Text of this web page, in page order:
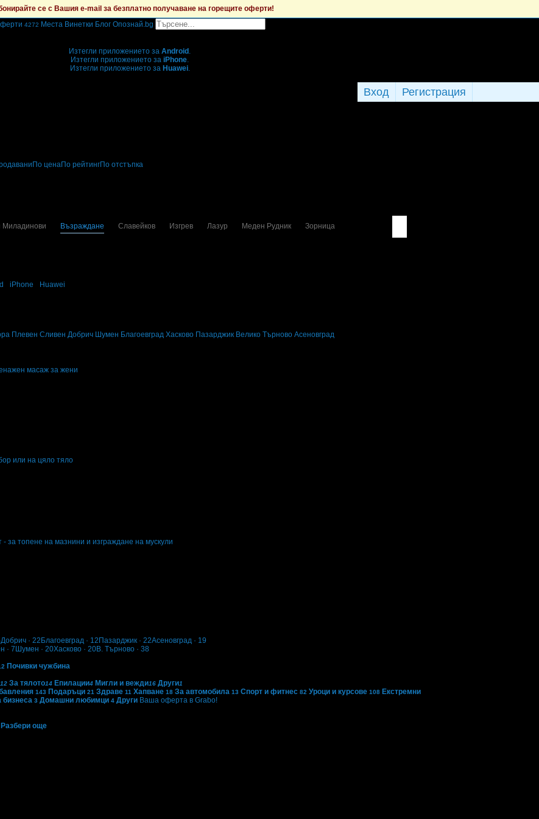
се с Вашия e-mail за безплатно получаване на горещите оферти!
4272 Места Винетки Блог Опознай.bg
Изтегли приложението за Android .
Изтегли приложението за iPhone.
Изтегли приложението за Huawei.
Регистрация
Вход
По ценаПо рейтингПо отстъпка
Миладинови Възраждане Славейков Изгрев Лазур Меден Рудник
Зорница
iPhone Huawei
Плевен Сливен Добрич Шумен Благоевград Хасково Пазарджик Велико Търново Асеновград
масаж за жени
или на цяло тяло
за топене на мазнини и изграждане на мускули
Добрич · 22 Благоевград · 12 Пазарджик · 22Асеновград · 19
· 7 Шумен · 20Хасково · 20В. Търново · 38
Почивки чужбина
12 За тялото14 Епилации4 Мигли и вежди16 Други1
143 Подаръци 21 Здраве 11 Хапване 18 За автомобила 13 Спорт и фитнес 82 Уроци и курсове 108 Екстремни
бизнеса 3 Домашни любимци 4 Други Ваша оферта в Grabo!
Разбери още